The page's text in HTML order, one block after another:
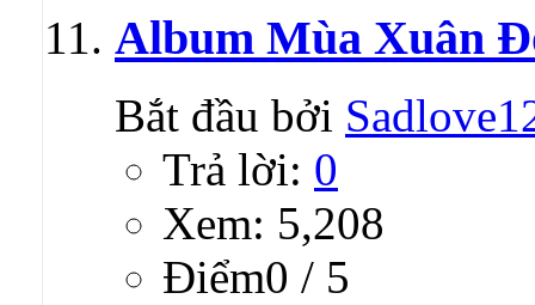
Album Mùa Xuân
Bắt đầu bởi
Trả lời: 0
Xem: 5,208
Ðiểm0 / 5